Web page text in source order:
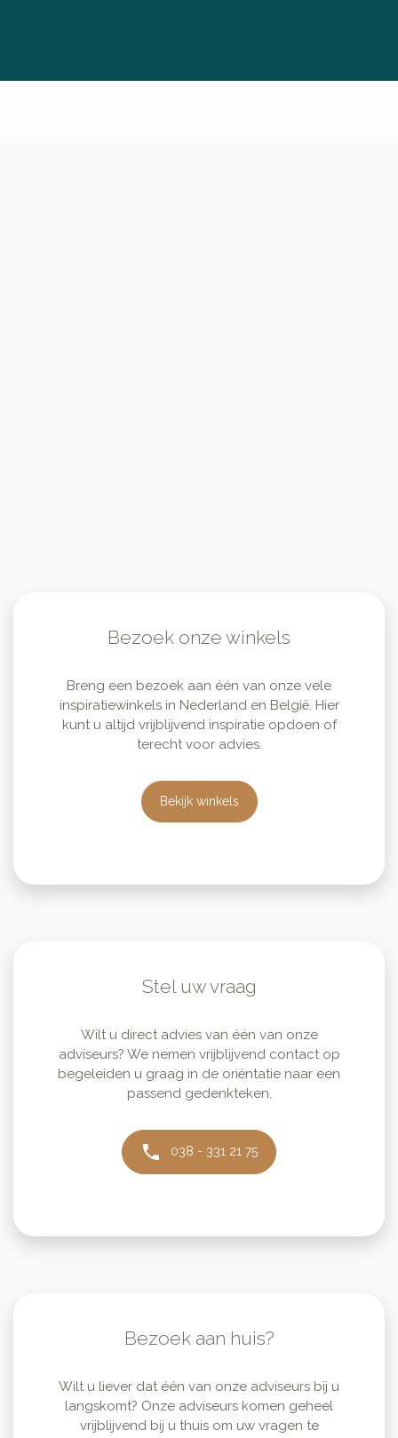
Bezoek onze winkels
Breng een bezoek aan één van onze vele
inspiratiewinkels in Nederland en België. Hier
kunt u altijd vrijblijvend inspiratie opdoen of
terecht voor advies.
Bekijk winkels
Stel uw vraag
Wilt u direct advies van één van onze
adviseurs? We nemen vrijblijvend contact op
begeleiden u graag in de oriëntatie naar een
passend gedenkteken.
phone 038 - 331 21 75
Bezoek aan huis?
Wilt u liever dat één van onze adviseurs bij u
langskomt? Onze adviseurs komen geheel
vrijblijvend bij u thuis om uw vragen te